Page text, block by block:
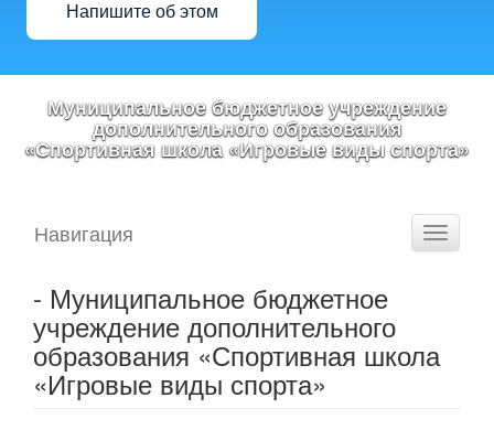
Напишите об этом
Муниципальное бюджетное учреждение
дополнительного образования
«Спортивная школа «Игровые виды спорта»
Toggle
Навигация
- Муниципальное бюджетное
учреждение дополнительного
образования «Спортивная школа
«Игровые виды спорта»